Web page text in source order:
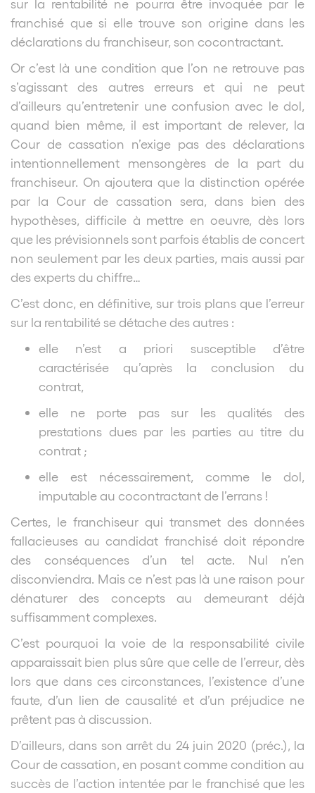
sur la rentabilité ne pourra être invoquée par le
franchisé que si elle trouve son origine dans les
déclarations du franchiseur, son cocontractant.
Or c’est là une condition que l’on ne retrouve pas
s’agissant des autres erreurs et qui ne peut
d’ailleurs qu’entretenir une confusion avec le dol,
quand bien même, il est important de relever, la
Cour de cassation n’exige pas des déclarations
intentionnellement mensongères de la part du
franchiseur. On ajoutera que la distinction opérée
par la Cour de cassation sera, dans bien des
hypothèses, difficile à mettre en oeuvre, dès lors
que les prévisionnels sont parfois établis de concert
non seulement par les deux parties, mais aussi par
des experts du chiffre…
C’est donc, en définitive, sur trois plans que l’erreur
sur la rentabilité se détache des autres :
elle n’est a priori susceptible d’être
caractérisée qu’après la conclusion du
contrat,
elle ne porte pas sur les qualités des
prestations dues par les parties au titre du
contrat ;
elle est nécessairement, comme le dol,
imputable au cocontractant de l’errans !
Certes, le franchiseur qui transmet des données
fallacieuses au candidat franchisé doit répondre
des conséquences d’un tel acte. Nul n’en
disconviendra. Mais ce n’est pas là une raison pour
dénaturer des concepts au demeurant déjà
suffisamment complexes.
C’est pourquoi la voie de la responsabilité civile
apparaissait bien plus sûre que celle de l’erreur, dès
lors que dans ces circonstances, l’existence d’une
faute, d’un lien de causalité et d’un préjudice ne
prêtent pas à discussion.
D’ailleurs, dans son arrêt du 24 juin 2020 (préc.), la
Cour de cassation, en posant comme condition au
succès de l’action intentée par le franchisé que les